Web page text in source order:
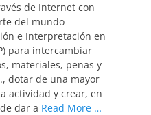
de Internet con
del mundo
e Interpretación en
para intercambiar
materiales, penas y
dotar de una mayor
actividad y crear, en
dar a Read More …